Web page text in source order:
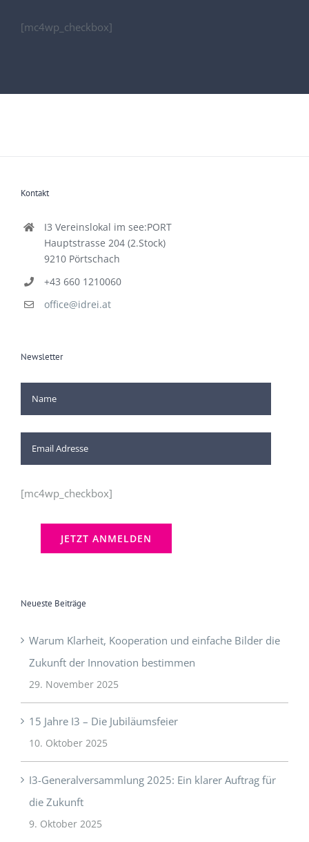
[mc4wp_checkbox]
Kontakt
I3 Vereinslokal im see:PORT
Hauptstrasse 204 (2.Stock)
9210 Pörtschach
+43 660 1210060
office@idrei.at
Newsletter
[mc4wp_checkbox]
Neueste Beiträge
Warum Klarheit, Kooperation und einfache Bilder die
Zukunft der Innovation bestimmen
29. November 2025
15 Jahre I3 – Die Jubiläumsfeier
10. Oktober 2025
I3-Generalversammlung 2025: Ein klarer Auftrag für
die Zukunft
9. Oktober 2025